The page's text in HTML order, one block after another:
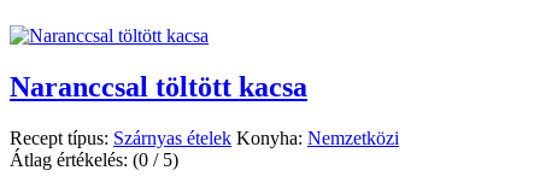
Naranccsal töltött kacsa
Recept típus: Szárnyas ételek Konyha: Nemzetközi
Átlag értékelés: (0 / 5)